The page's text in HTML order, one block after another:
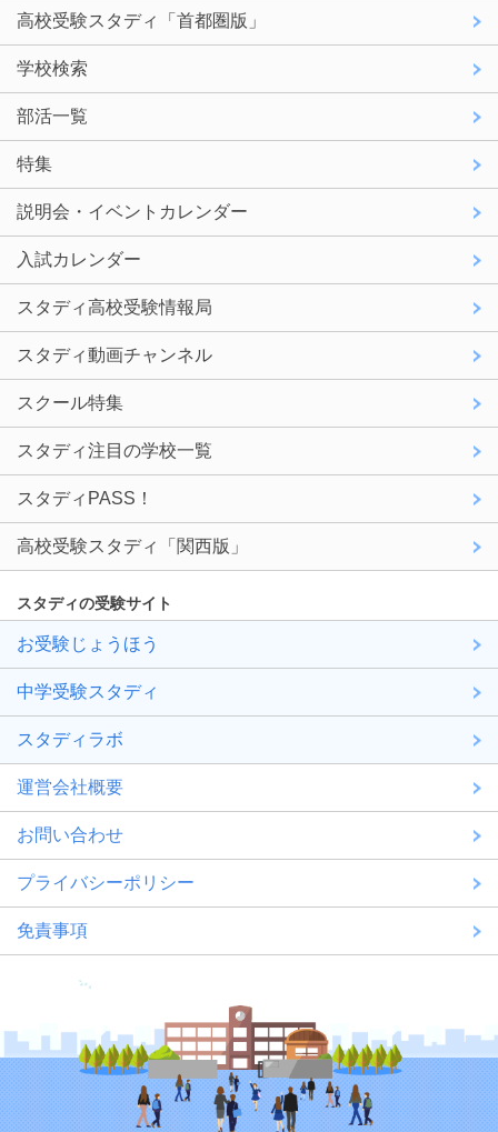
高校受験スタディ「首都圏版」
学校検索
部活一覧
特集
説明会・イベントカレンダー
入試カレンダー
スタディ高校受験情報局
スタディ動画チャンネル
スクール特集
スタディ注目の学校一覧
スタディPASS！
高校受験スタディ「関西版」
スタディの受験サイト
お受験じょうほう
中学受験スタディ
スタディラボ
運営会社概要
お問い合わせ
プライバシーポリシー
免責事項